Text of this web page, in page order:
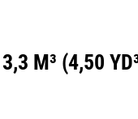
M³ (4,50